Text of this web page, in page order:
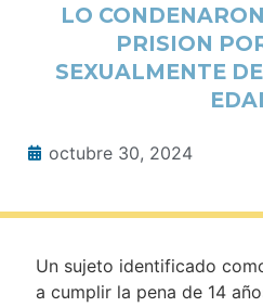
LO
PRISION
SEXUALMENTE
octubre 30, 2024
Un sujeto identificado
a cumplir la pena de 14